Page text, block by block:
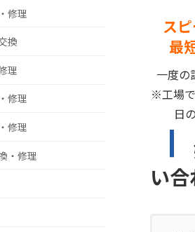
ス
最
一度の
※工場
日
い合
修理
換
理
修理
修理
・修理